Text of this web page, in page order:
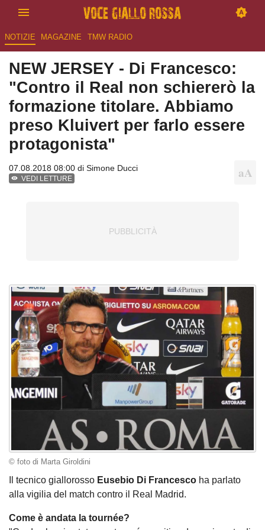
NOTIZIE MAGAZINE TMW RADIO
NEW JERSEY - Di Francesco:
"Contro il Real non schiererò la
formazione titolare. Abbiamo
preso Kluivert per farlo essere
protagonista"
07.08.2018 08:00 di Simone Ducci
VEDI LETTURE
© foto di Marta Giroldini
Il tecnico giallorosso Eusebio Di Francesco ha parlato
alla vigilia del match contro il Real Madrid.
Come è andata la tournée?